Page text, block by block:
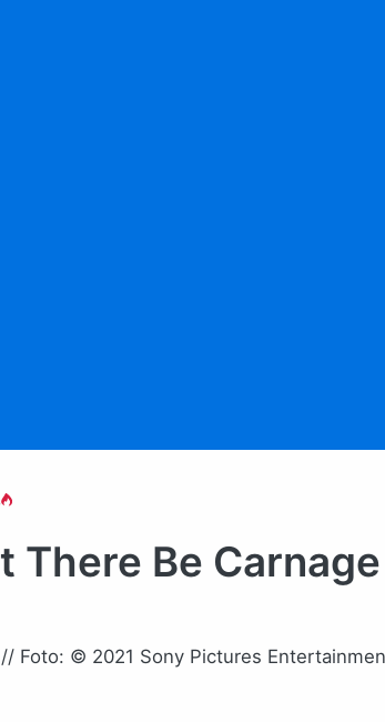
There Be Carnage
Foto: © 2021 Sony Pictures